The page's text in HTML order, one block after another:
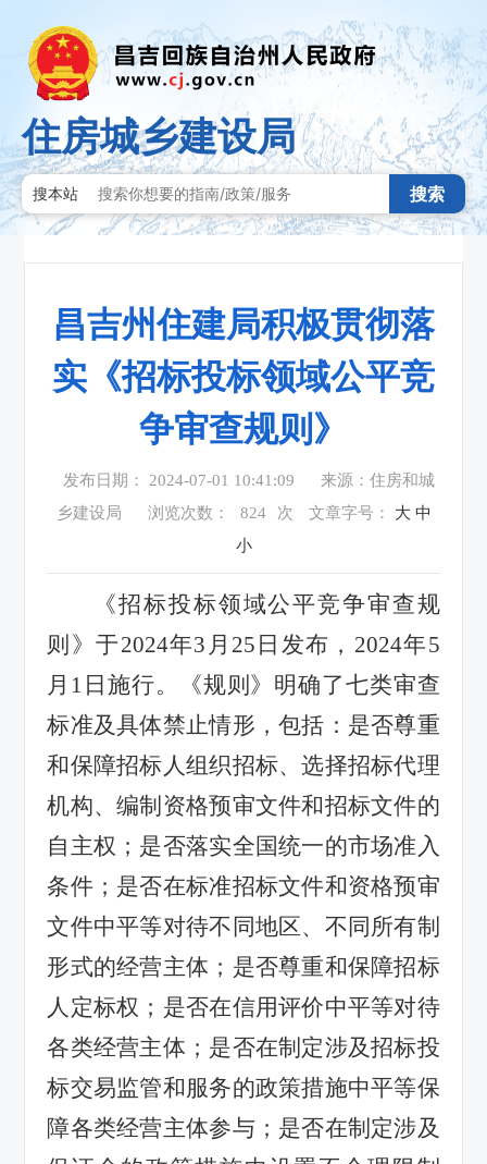
住房城乡建设局
搜本站 搜索
昌吉州住建局积极贯彻落
实《招标投标领域公平竞
争审查规则》
发布日期： 2024-07-01 10:41:09
来源：住房和城
乡建设局
浏览次数： 824 次 文章字号： 大 中
小
《招标投标领域公平竞争审查规
则》于2024年3月25日发布，2024年5
月1日施行。
《规则》明确了七类审查
标准及具体禁止情形，包括：是否尊重
和保障招标人组织招标、选择招标代理
机构、编制资格预审文件和招标文件的
自主权；是否落实全国统一的市场准入
条件；是否在标准招标文件和资格预审
文件中平等对待不同地区、不同所有制
形式的经营主体；是否尊重和保障招标
人定标权；是否在信用评价中平等对待
各类经营主体；是否在制定涉及招标投
标交易监管和服务的政策措施中平等保
障各类经营主体参与；是否在制定涉及